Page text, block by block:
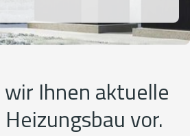
Ihnen aktuelle
vor.